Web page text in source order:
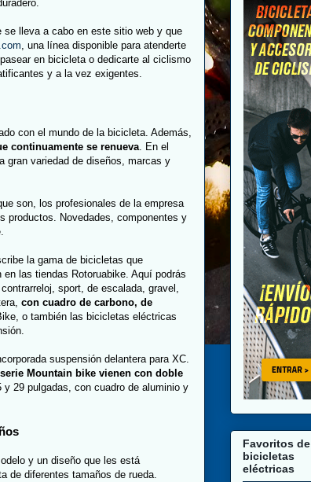
lleva a cabo en este sitio web y que
, una línea disponible para atenderte
en bicicleta o dedicarte al ciclismo
y a la vez exigentes.
con el mundo de la bicicleta. Además,
continuamente se renueva. En el
gran variedad de diseños, marcas y
son, los profesionales de la empresa
productos. Novedades, componentes y
la gama de bicicletas que
las tiendas Rotoruabike. Aquí podrás
sport, de escalada, gravel,
con cuadro de carbono, de
o también las bicicletas eléctricas
suspensión delantera para XC.
Mountain bike vienen con doble
y 29 pulgadas, con cuadro de aluminio y
y un diseño que les está
de diferentes tamaños de rueda.
Favoritos de
bicicletas
eléctricas